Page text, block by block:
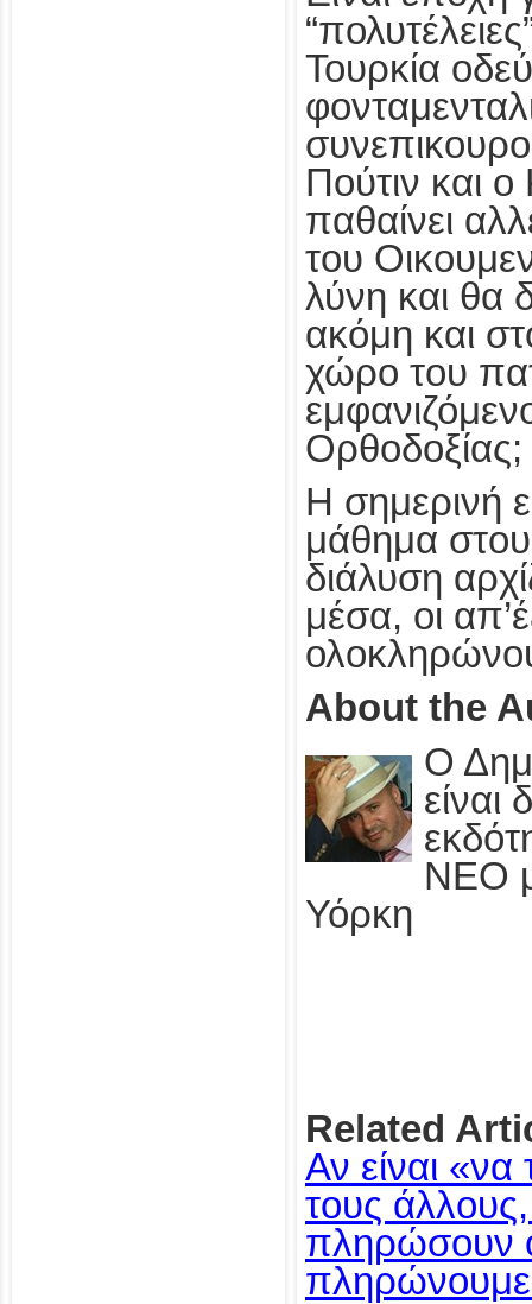
Τουρκία
Πούτιν και
παθαίνει
του
λύνη και θα
ακόμη και
χώρο του
Ορθοδοξίας;
Η σημερινή
μάθημα
διάλυση
μέσα, οι
About the
Ο
είναι
ΝΕΟ
Υόρκη
Related
Αν είναι
τους
πληρώσουν